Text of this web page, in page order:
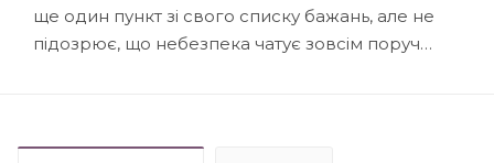
ще один пункт зі свого списку бажань, але не
підозрює, що небезпека чатує зовсім поруч…